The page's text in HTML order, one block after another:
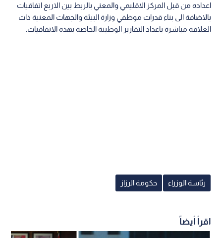
اعداده من قبل المركز الاقليمي والمعني بالربط بين الاربع اتفاقيات
بالاضافة الى بناء قدرات موظفي وزارة البيئة والجهات المعنية ذات
العلاقة مباشرة باعداد التقارير الوطينة الخاصة بهذه الاتفاقيات.
رئاسة الوزراء حكومة الرزاز
اقرأ أيضاً